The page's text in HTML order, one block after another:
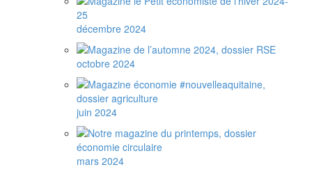
décembre 2024
octobre 2024
juin 2024
mars 2024